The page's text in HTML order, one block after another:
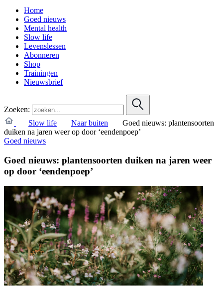
Home
Goed nieuws
Mental health
Slow life
Levenslessen
Abonneren
Shop
Trainingen
Nieuwsbrief
Zoeken:
Slow life
Naar buiten
Goed nieuws: plantensoorten
duiken na jaren weer op door ‘eendenpoep’
Goed nieuws
Goed nieuws: plantensoorten duiken na jaren weer
op door ‘eendenpoep’